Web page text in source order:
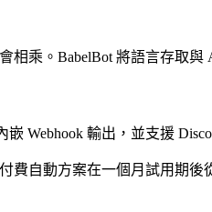
相乘。BabelBot 將語言存取
Webhook 輸出，並支援
費自動方案在一個月試用期